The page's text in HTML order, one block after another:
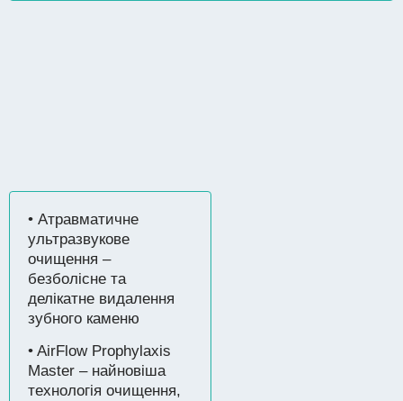
• Атравматичне
ультразвукове
очищення –
безболісне та
делікатне видалення
зубного каменю
• AirFlow Prophylaxis
Master – найновіша
технологія очищення,